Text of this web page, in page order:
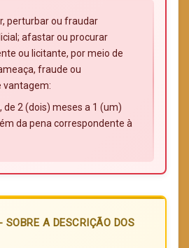
perturbar ou fraudar
afastar ou procurar
ou licitante, por meio de
fraude ou
vantagem:
de 2 (dois) meses a 1 (um)
da pena correspondente à
SOBRE A DESCRIÇÃO DOS